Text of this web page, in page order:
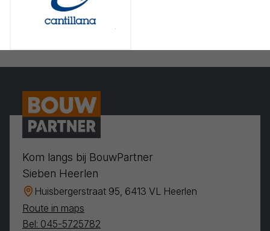
Kom langs bij BouwPartner
Sieben Heerlen
Huisbergerstraat 95, 6413 VL Heerlen
Route in maps
Bel: 045-5725782